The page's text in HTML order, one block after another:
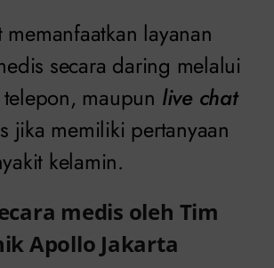
layanan
secara daring melalui
maupun live chat
jika memiliki pertanyaan
kelamin.
medis oleh Tim
Apollo Jakarta